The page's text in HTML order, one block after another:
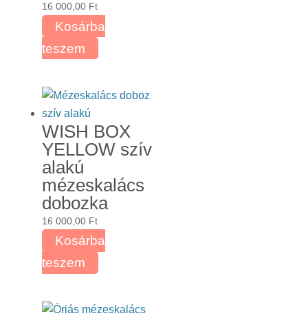
16 000,00 Ft
Kosárba
teszem
WISH BOX
YELLOW szív
alakú
mézeskalács
dobozka
16 000,00 Ft
Kosárba
teszem